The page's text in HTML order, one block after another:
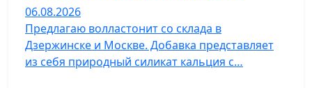
06.08.2026
Предлагаю волластонит со склада в
Дзержинске и Москве. Добавка представляет
из себя природный силикат кальция с…